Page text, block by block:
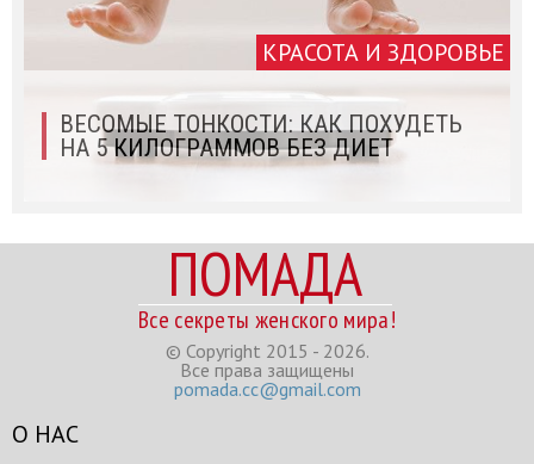
КРАСОТА И ЗДОРОВЬЕ
ВЕСОМЫЕ ТОНКОСТИ: КАК ПОХУДЕТЬ
НА 5 КИЛОГРАММОВ БЕЗ ДИЕТ
ПОМАДА
Все секреты женского мира!
© Copyright 2015 - 2026.
Все права защищены
pomada.cc@gmail.com
О НАС